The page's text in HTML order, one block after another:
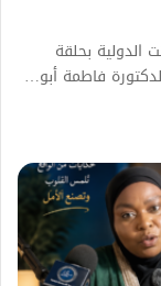
بحلقة
فاطمة أبو…